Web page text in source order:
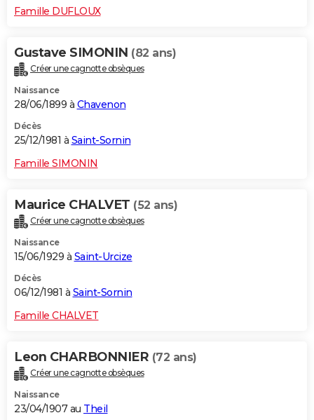
Famille DUFLOUX
Gustave SIMONIN (82 ans)
Créer une cagnotte obsèques
Naissance
28/06/1899 à Chavenon
Décès
25/12/1981 à Saint-Sornin
Famille SIMONIN
Maurice CHALVET (52 ans)
Créer une cagnotte obsèques
Naissance
15/06/1929 à Saint-Urcize
Décès
06/12/1981 à Saint-Sornin
Famille CHALVET
Leon CHARBONNIER (72 ans)
Créer une cagnotte obsèques
Naissance
23/04/1907 au Theil